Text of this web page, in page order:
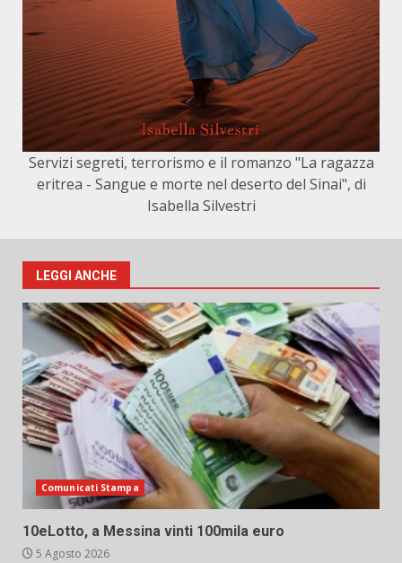
Servizi segreti, terrorismo e il romanzo "La ragazza
eritrea - Sangue e morte nel deserto del Sinai", di
Isabella Silvestri
LEGGI ANCHE
Comunicati Stampa
10eLotto, a Messina vinti 100mila euro
5 Agosto 2026